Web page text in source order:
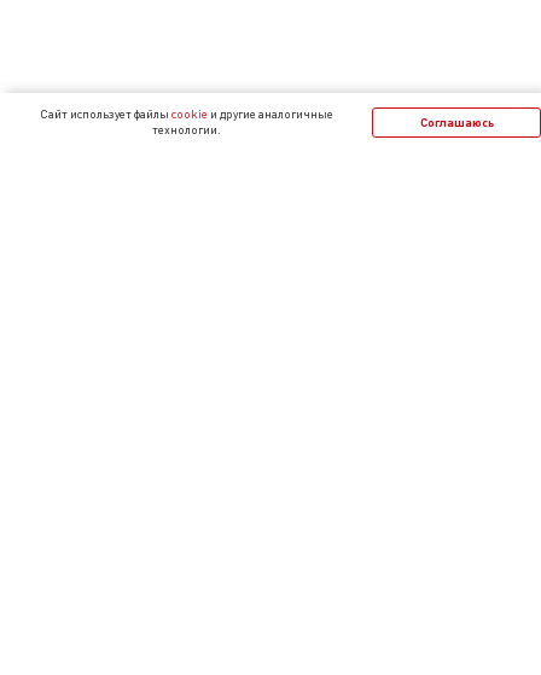
Cайт использует файлы cookie и другие аналогичные
технологии.
Соглашаюсь